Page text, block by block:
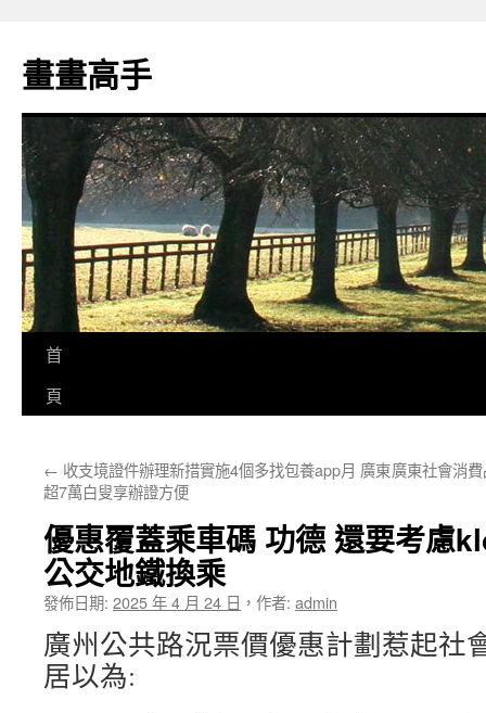
主
要
畫畫高手
首
頁
← 收支境證件辦理新措實施4個多找包養app月 廣東
超7萬白叟享辦證方便
廣東社會消
優惠覆蓋乘車碼 功德 還要考慮
公交地鐵換乘
發佈日期: 2025 年 4 月 24 日 ， 作者: admin
廣州公共路況票價優惠計劃惹起社
居以為: